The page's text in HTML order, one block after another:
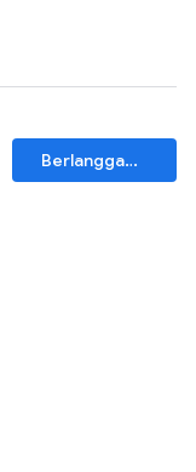
Berlangganan